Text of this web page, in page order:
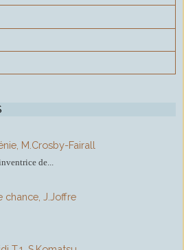
M.Crosby-Fairall
de...
chance, J.Joffre